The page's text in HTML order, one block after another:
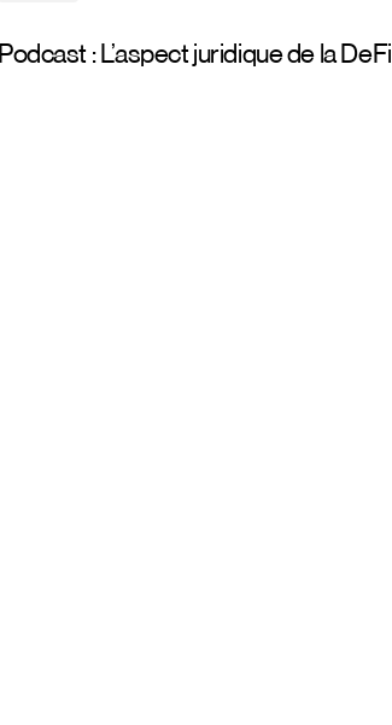
Podcast : L’aspect juridique de la DeFi